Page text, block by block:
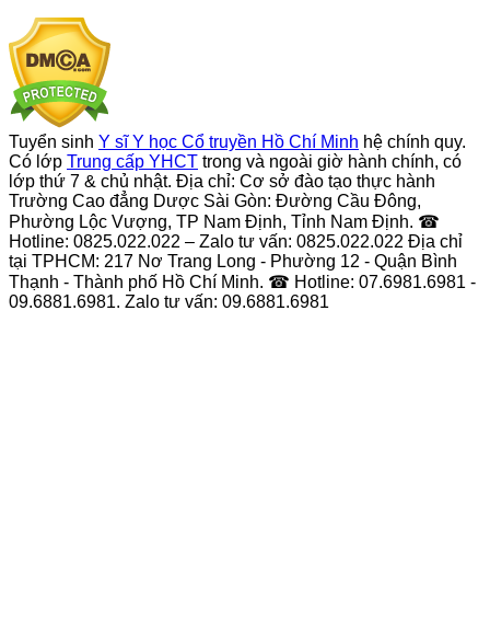
Tuyển sinh Y sĩ Y học Cổ truyền Hồ Chí Minh hệ chính quy.
Có lớp Trung cấp YHCT trong và ngoài giờ hành chính, có
lớp thứ 7 & chủ nhật. Địa chỉ: Cơ sở đào tạo thực hành
Trường Cao đẳng Dược Sài Gòn: Đường Cầu Đông,
Phường Lộc Vượng, TP Nam Định, Tỉnh Nam Định. ☎
Hotline: 0825.022.022 – Zalo tư vấn: 0825.022.022 Địa chỉ
tại TPHCM: 217 Nơ Trang Long - Phường 12 - Quận Bình
Thạnh - Thành phố Hồ Chí Minh. ☎ Hotline: 07.6981.6981 -
09.6881.6981. Zalo tư vấn: 09.6881.6981